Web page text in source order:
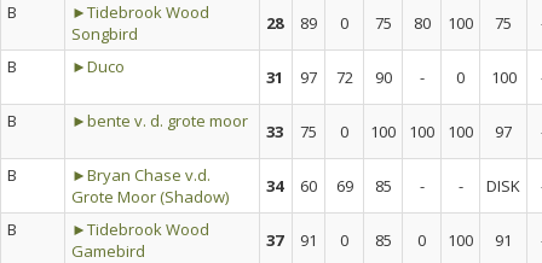
B
►Tidebrook Wood
Songbird
28 89 0 75 80 100 75
B
►Duco 31 97 72 90 - 0 100
B
►bente v. d. grote moor 33 75 0 100 100 100 97
B
►Bryan Chase v.d.
Grote Moor (Shadow)
34 60 69 85 - - DISK
B
►Tidebrook Wood
Gamebird
37 91 0 85 0 100 91